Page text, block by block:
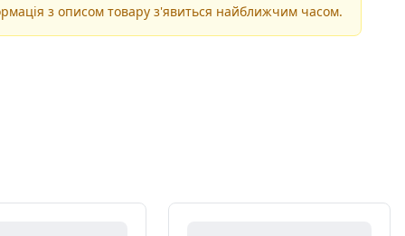
з описом товару з'явиться найближчим часом.